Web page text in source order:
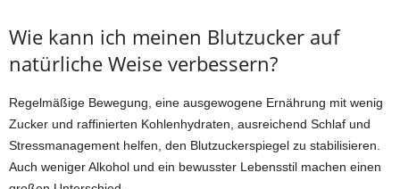
Wie kann ich meinen Blutzucker auf
natürliche Weise verbessern?
Regelmäßige Bewegung, eine ausgewogene Ernährung mit wenig
Zucker und raffinierten Kohlenhydraten, ausreichend Schlaf und
Stressmanagement helfen, den Blutzuckerspiegel zu stabilisieren.
Auch weniger Alkohol und ein bewusster Lebensstil machen einen